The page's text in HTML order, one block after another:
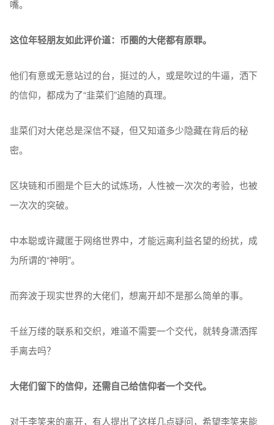
嘴。
这位年轻朋友如此评价道：币圈的大佬都有原罪。
他们有意或无意站过的台，挺过的人，或是吹过的牛逼，洒下
的信仰，都成为了“韭菜们”追随的真理。
韭菜们对大佬总是深信不疑，但又知道多少隐藏在背后的秘
密。
区块链和币圈是个巨大的试炼场，人性被一次次的考验，也被
一次次的突破。
中本聪或许藏匿于网络世界中，才能远离利益名望的纷扰，成
为所谓的“神明”。
而奔波于现实世界的大佬们，想离开却不是那么简单的事。
千丝万缕的联系和交织，难道不需要一个交代，就转身潇洒挥
手离去吗？
大佬们留下的信仰，还需自己给信仰者一个交代。
对于李笑来的离开，有人提出了这样几点疑问，希望李笑来能